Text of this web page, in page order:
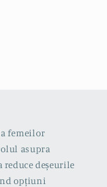
femeilor
asupra
deșeurile
opțiuni